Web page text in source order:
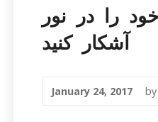
2017،گناهان خود را در نور
آشکار کنید
January 24, 2017 by